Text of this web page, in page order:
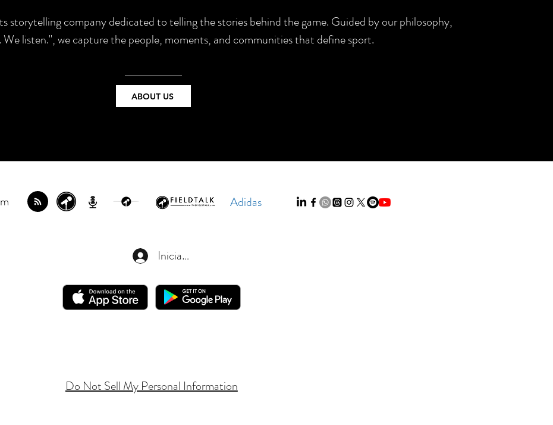
storytelling company dedicated to telling the stories behind the game. Guided by our philosophy,
We listen.", we capture the people, moments, and communities that define sport.
ABOUT US
Adidas
Iniciar sesión
Do Not Sell My Personal Information